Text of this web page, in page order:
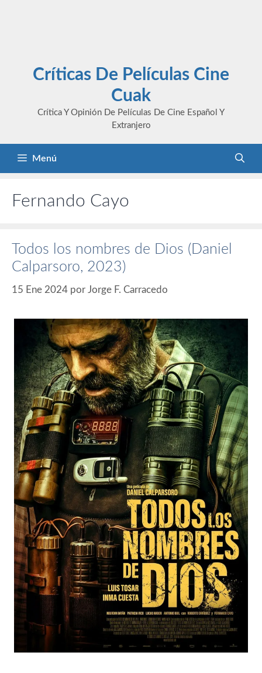
Críticas De Películas Cine
Cuak
Crítica Y Opinión De Películas De Cine Español Y
Extranjero
Menú
Fernando Cayo
Todos los nombres de Dios (Daniel
Calparsoro, 2023)
15 Ene 2024 por Jorge F. Carracedo